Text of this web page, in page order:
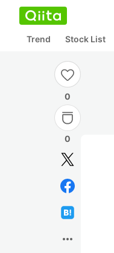
Trend Stock List
0
0
more_horiz